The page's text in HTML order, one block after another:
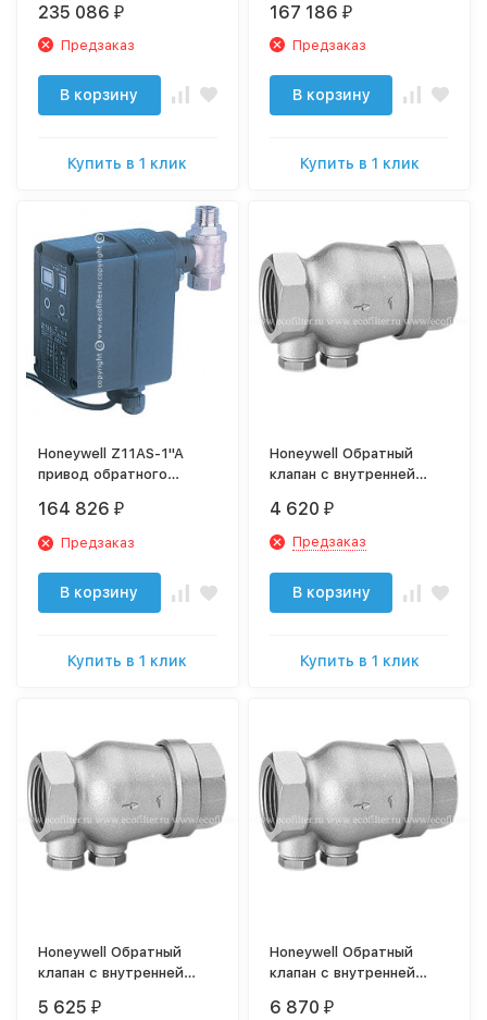
(сенсор)
235 086 ₽
Предзаказ
В корзину
Купить в 1 клик
F-76S; HS (сенсор)
167 186 ₽
Предзаказ
В корзину
Купить в 1 клик
Honeywell Z11AS-1"A
привод обратного
F76S-F (сенсор) с
шаровым краном
164 826 ₽
Предзаказ
В корзину
Купить в 1 клик
Honeywell Обратный
клапан с внутренней
4 620 ₽
Предзаказ
В корзину
Купить в 1 клик
Honeywell Обратный
клапан с внутренней
5 625 ₽
Honeywell Обратный
клапан с внутренней
6 870 ₽